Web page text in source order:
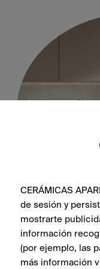
Illusion Brass
SIEHE SAMMLUNG
CERÁMICAS
de sesión y
mostrarte
información
(por ejemplo, las
más información